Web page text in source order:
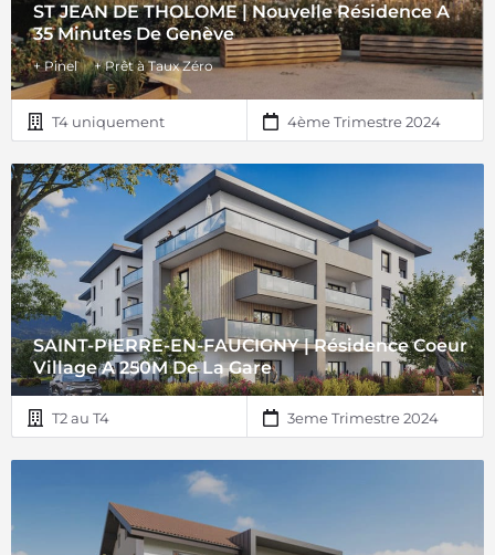
ST JEAN DE THOLOME | Nouvelle Résidence A
35 Minutes De Genève
+ Pinel + Prêt à Taux Zéro
T4 uniquement 4ème Trimestre 2024
SAINT-PIERRE-EN-FAUCIGNY | Résidence Coeur
Village A 250M De La Gare
T2 au T4 3eme Trimestre 2024